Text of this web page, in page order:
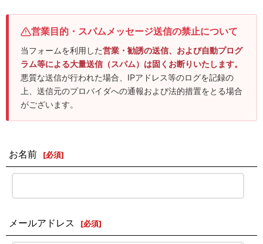
営業目的・スパムメッセージ送信の禁止について
当フォームを利用した営業・勧誘の送信、および自動プログ
ラム等による大量送信（スパム）は固くお断りいたします。
悪質な送信が行われた場合、IPアドレス等のログを記録の
上、送信元のプロバイダへの通報および法的措置をとる場合
がございます。
お名前 [必須]
メールアドレス [必須]